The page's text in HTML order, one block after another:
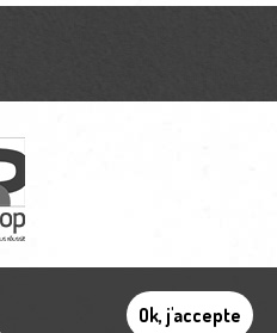
Ok, j'accepte